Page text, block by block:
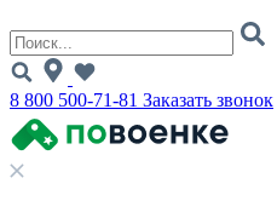
8 800 500-71-81 Заказать звонок